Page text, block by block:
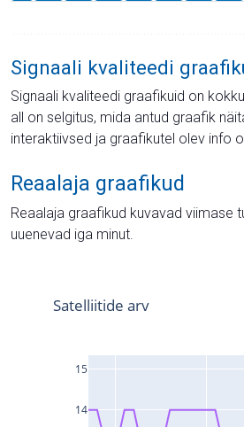
Signaali kvaliteedi
Signaali kvaliteedi graafikuid on
all on selgitus, mida antud graafik
interaktiivsed ja graafikutel olev info
Reaalaja graafikud
Reaalaja graafikud kuvavad viimase
uuenevad iga minut.